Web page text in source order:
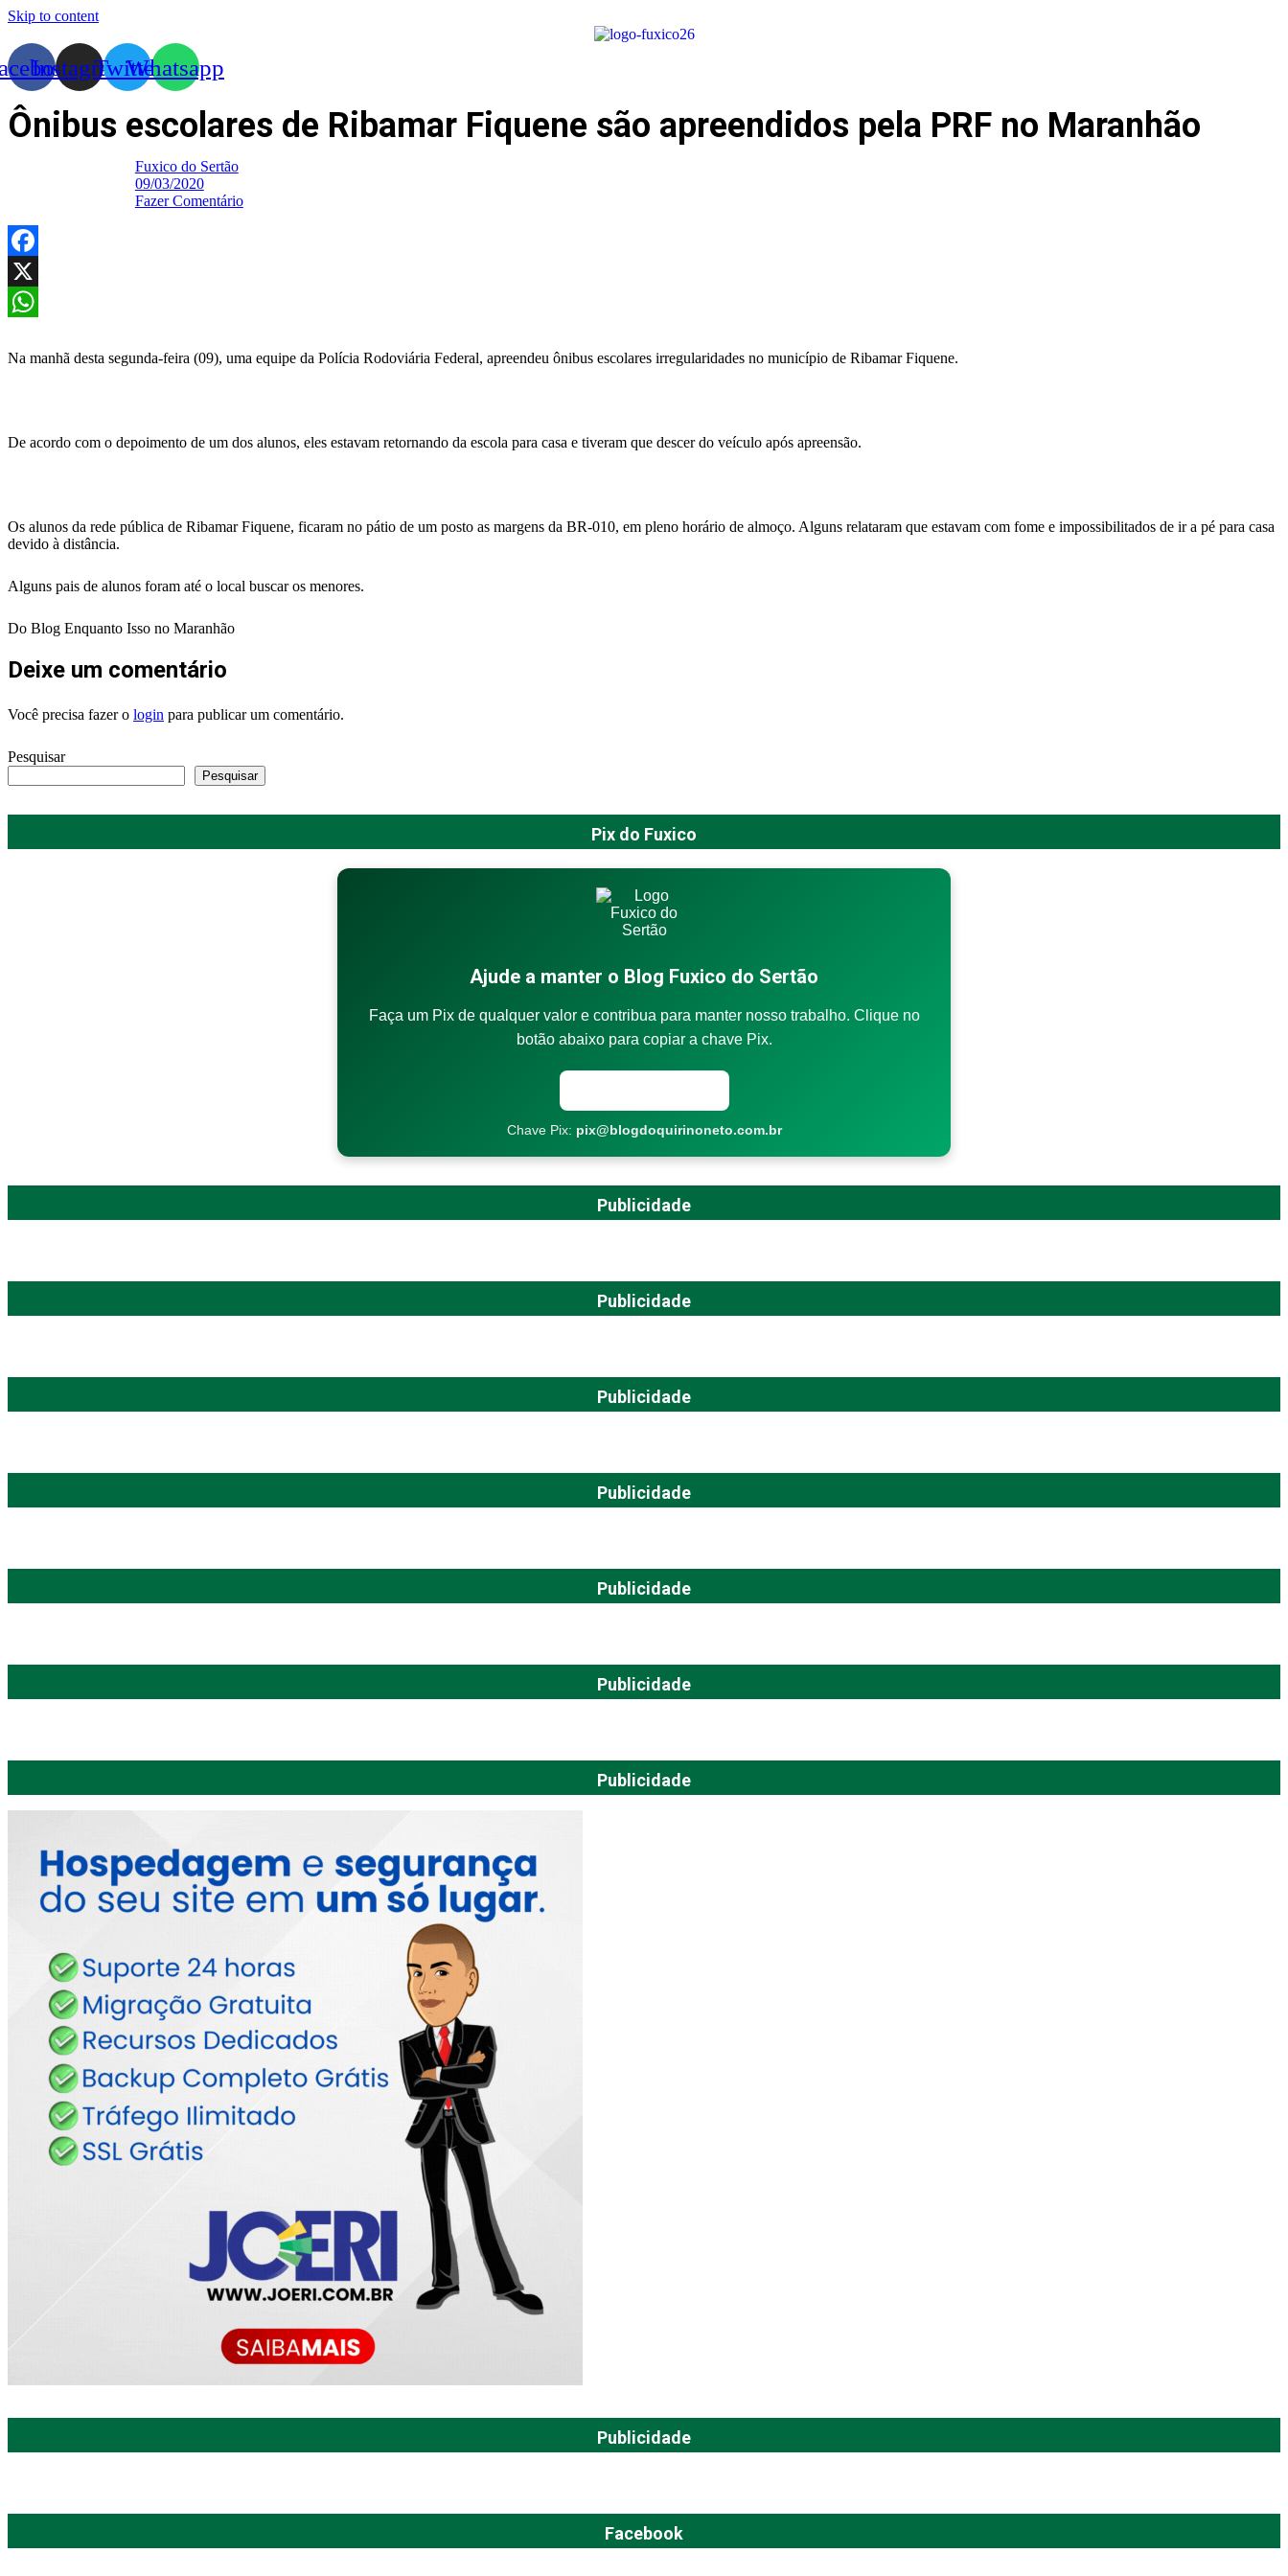
Skip to content
InstagramTwitterWhatsapp
Ônibus escolares de Ribamar Fiquene são apreendidos pela PRF no Maranhão
Fuxico do Sertão
09/03/2020
Fazer Comentário
Facebook
X
Na manhã desta segunda-feira (09), uma equipe da Polícia Rodoviária Federal, apreendeu ônibus escolares irregularidades no município de Ribamar Fiquene.
De acordo com o depoimento de um dos alunos, eles estavam retornando da escola para casa e tiveram que descer do veículo após apreensão.
Os alunos da rede pública de Ribamar Fiquene, ficaram no pátio de um posto as margens da BR-010, em pleno horário de almoço. Alguns relataram que estavam com fome e impossibilitados de ir a pé para casa
devido à distância.
Alguns pais de alunos foram até o local buscar os menores.
Do Blog Enquanto Isso no Maranhão
Deixe um comentário
Você precisa fazer o login para publicar um comentário.
Pesquisar
Pesquisar
Pix do Fuxico
Ajude a manter o Blog Fuxico do Sertão
Faça um Pix de qualquer valor e contribua para manter nosso trabalho. Clique no
botão abaixo para copiar a chave Pix.
Chave Pix: pix@blogdoquirinoneto.com.br
Publicidade
Publicidade
Publicidade
Publicidade
Publicidade
Publicidade
Publicidade
Publicidade
Facebook